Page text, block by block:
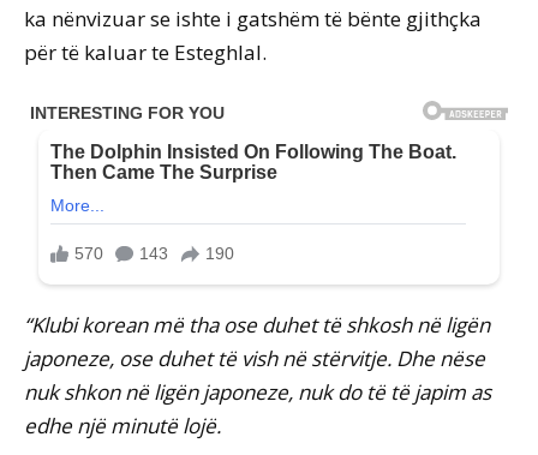
ka nënvizuar se ishte i gatshëm të bënte gjithçka
për të kaluar te Esteghlal.
“Klubi korean më tha ose duhet të shkosh në ligën
japoneze, ose duhet të vish në stërvitje. Dhe nëse
nuk shkon në ligën japoneze, nuk do të të japim as
edhe një minutë lojë.